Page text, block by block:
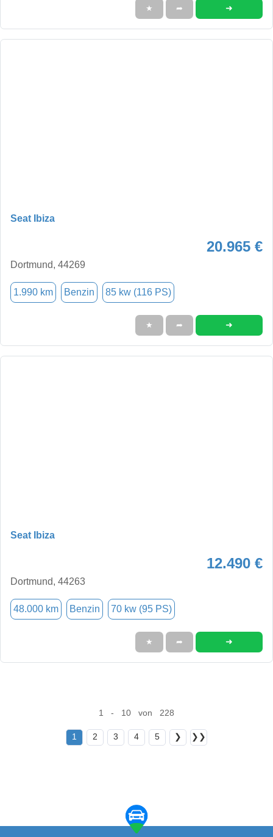
★ ➦ ➜
Seat Ibiza
20.965 €
Dortmund, 44269
1.990 km Benzin 85 kw (116 PS)
★ ➦ ➜
Seat Ibiza
12.490 €
Dortmund, 44263
48.000 km Benzin 70 kw (95 PS)
★ ➦ ➜
1 - 10 von 228
1 2 3 4 5 ❯ ❯❯